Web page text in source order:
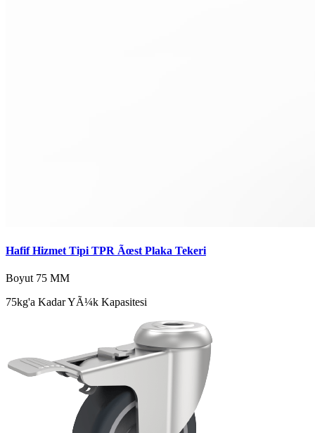
Hafif Hizmet Tipi TPR Ãœst Plaka Tekeri
Boyut 75 MM
75kg'a Kadar YÃ¼k Kapasitesi